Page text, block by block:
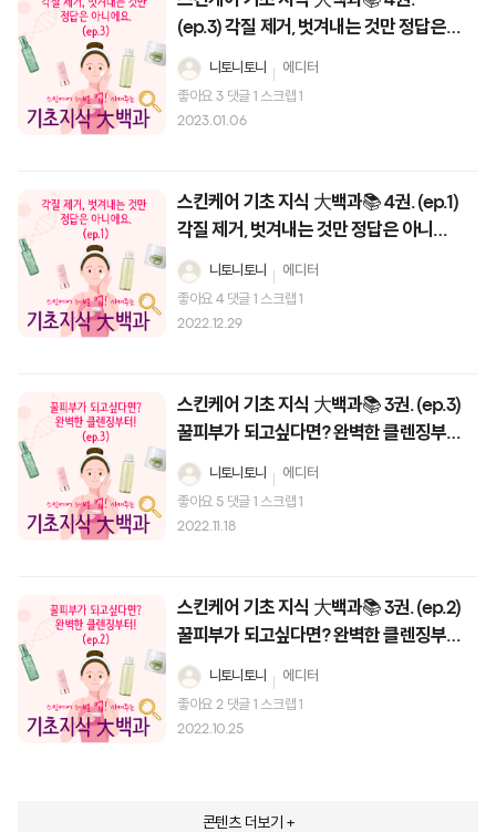
(ep.3) 각질 제거, 벗겨내는 것만 정답은
아니에요.
니토니토니 에디터
좋아요 3 댓글 1 스크랩1
2023.01.06
스킨케어 기초 지식 大백과📚 4권. (ep.1)
각질 제거, 벗겨내는 것만 정답은 아니에
요.
니토니토니 에디터
좋아요 4 댓글 1 스크랩1
2022.12.29
스킨케어 기초 지식 大백과📚 3권. (ep.3)
꿀피부가 되고싶다면? 완벽한 클렌징부
터!
니토니토니 에디터
좋아요 5 댓글 1 스크랩1
2022.11.18
스킨케어 기초 지식 大백과📚 3권. (ep.2)
꿀피부가 되고싶다면? 완벽한 클렌징부
터!
니토니토니 에디터
좋아요 2 댓글 1 스크랩1
2022.10.25
콘텐츠 더보기 +